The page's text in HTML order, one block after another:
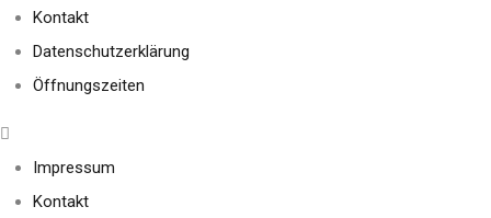
Kontakt
Datenschutzerklärung
Öffnungszeiten
Impressum
Kontakt